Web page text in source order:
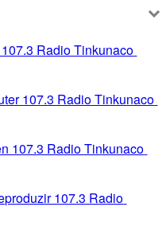
Radio Tinkunaco
107.3 Radio Tinkunaco
107.3 Radio Tinkunaco
107.3 Radio